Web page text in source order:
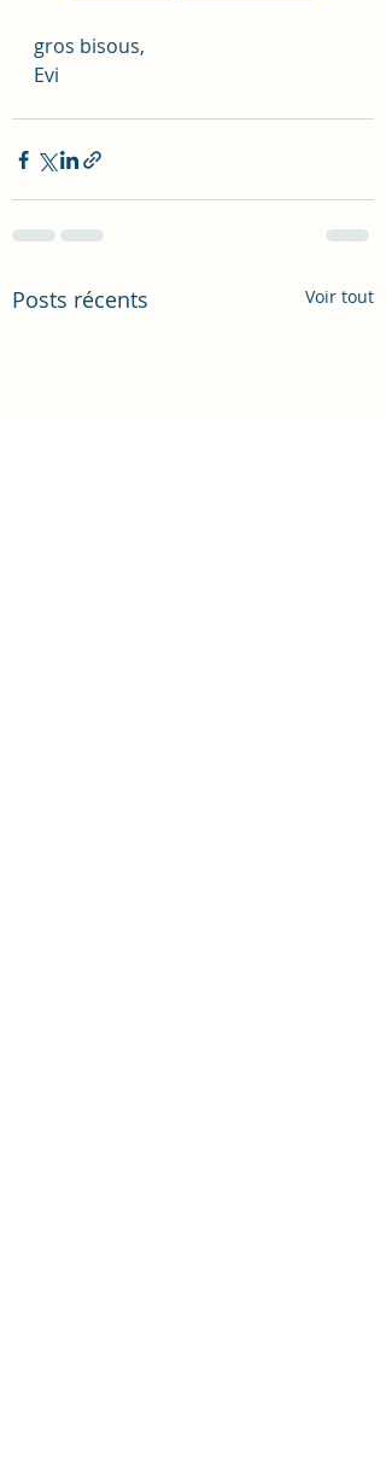
gros bisous,
Evi
Posts récents Voir tout